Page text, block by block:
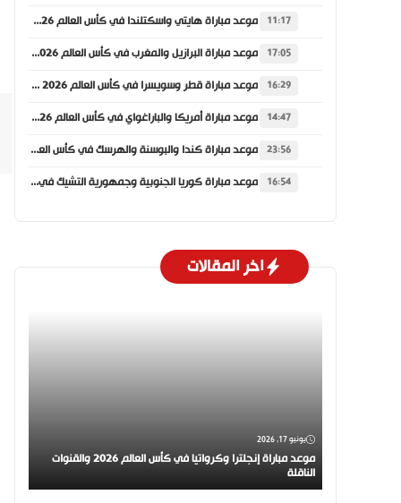
11:17 موعد مباراة هايتي واسكتلندا في كأس العالم 2026 والقنوات الناقلة
17:05 موعد مباراة البرازيل والمغرب في كأس العالم 2026 والقنوات الناقلة
16:29 موعد مباراة قطر وسويسرا في كأس العالم 2026 والقنوات الناقلة
14:47 موعد مباراة أمريكا والباراغواي في كأس العالم 2026 والقنوات الناقلة
23:56 موعد مباراة كندا والبوسنة والهرسك في كأس العالم 2026 والقنوات الناقلة
16:54 موعد مباراة كوريا الجنوبية وجمهورية التشيك في كأس العالم 2026 والقنوات الناقلة
اخر المقالات
يونيو 17, 2026
موعد مباراة إنجلترا وكرواتيا في كأس العالم 2026 والقنوات
الناقلة